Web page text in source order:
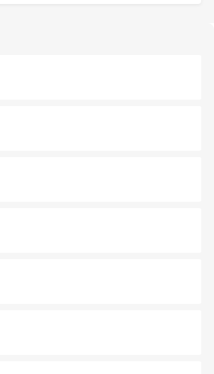
は地元の風情を楽しめる外せないスポット